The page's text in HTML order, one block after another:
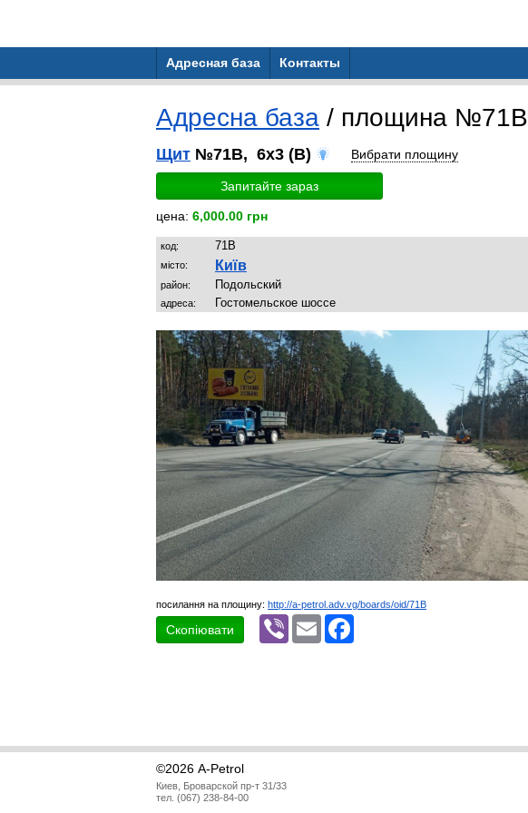
Адресная база Контакты
Адресна база / площина №71B
Щит №71B, 6x3 (B) Вибрати площину
Запитайте зараз
цена: 6,000.00 грн
код: 71B
місто: Київ
район: Подольский
адреса: Гостомельское шоссе
посилання на площину: http://a-petrol.adv.vg/boards/oid/71B
Скопіювати
Viber Email
©2026 A-Petrol
Киев, Броварской пр-т 31/33
тел. (067) 238-84-00